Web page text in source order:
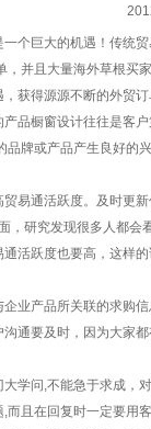
个巨大的机遇！传统
并且大量海外草根买
获得源源不断的外贸
品橱窗设计往往是客
牌或产品产生良好的
易通活跃度。及时更
，研究发现很多人都
活跃度也要高，这样
业产品所关联的求购
通要及时，因为大家
学问,不能急于求成，
且在回复时一定要用